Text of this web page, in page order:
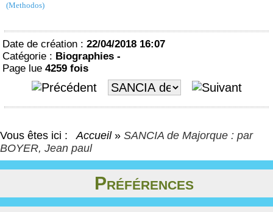
(Methodos)
Date de création : 22/04/2018 16:07
Catégorie : Biographies -
Page lue 4259 fois
Vous êtes ici : Accueil » SANCIA de Majorque : par
BOYER, Jean paul
Préférences